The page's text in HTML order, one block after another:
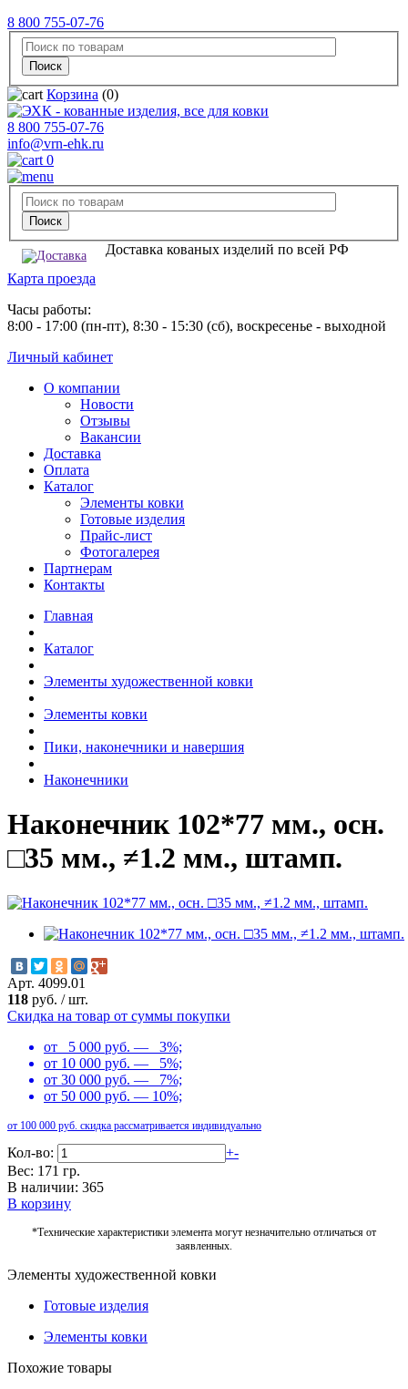
8 800 755-07-76
Корзина (0)
8 800 755-07-76
info@vrn-ehk.ru
0
Доставка кованых изделий по всей РФ
Карта проезда
Часы работы:
8:00 - 17:00 (пн-пт), 8:30 - 15:30 (сб), воскресенье - выходной
Личный кабинет
О компании
Новости
Отзывы
Вакансии
Доставка
Оплата
Каталог
Элементы ковки
Готовые изделия
Прайс-лист
Фотогалерея
Партнерам
Контакты
Главная
Каталог
Элементы художественной ковки
Элементы ковки
Пики, наконечники и навершия
Наконечники
Наконечник 102*77 мм., осн.
□35 мм., ≠1.2 мм., штамп.
Арт. 4099.01
118 руб. /шт.
Скидка на товар от суммы покупки
от 5 000 руб. — 3%;
от 10 000 руб. — 5%;
от 30 000 руб. — 7%;
от 50 000 руб. — 10%;
от 100 000 руб. скидка рассматривается индивидуально
Кол-во: +-
Вес: 171 гр.
В наличии: 365
В корзину
*Технические характеристики элемента могут незначительно отличаться от
заявленных.
Элементы художественной ковки
Готовые изделия
Элементы ковки
Похожие товары